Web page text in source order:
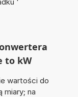
to kW
wartości do
miary; na